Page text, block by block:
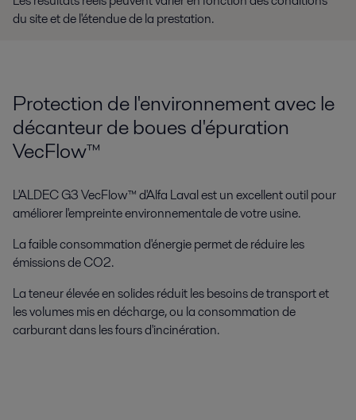
du site et de l'étendue de la prestation.
Protection de l'environnement avec le
décanteur de boues d'épuration
VecFlow™
L'ALDEC G3 VecFlow™ d'Alfa Laval est un excellent outil pour
améliorer l'empreinte environnementale de votre usine.
La faible consommation d'énergie permet de réduire les
émissions de CO2.
La teneur élevée en solides réduit les besoins de transport et
les volumes mis en décharge, ou la consommation de
carburant dans les fours d'incinération.